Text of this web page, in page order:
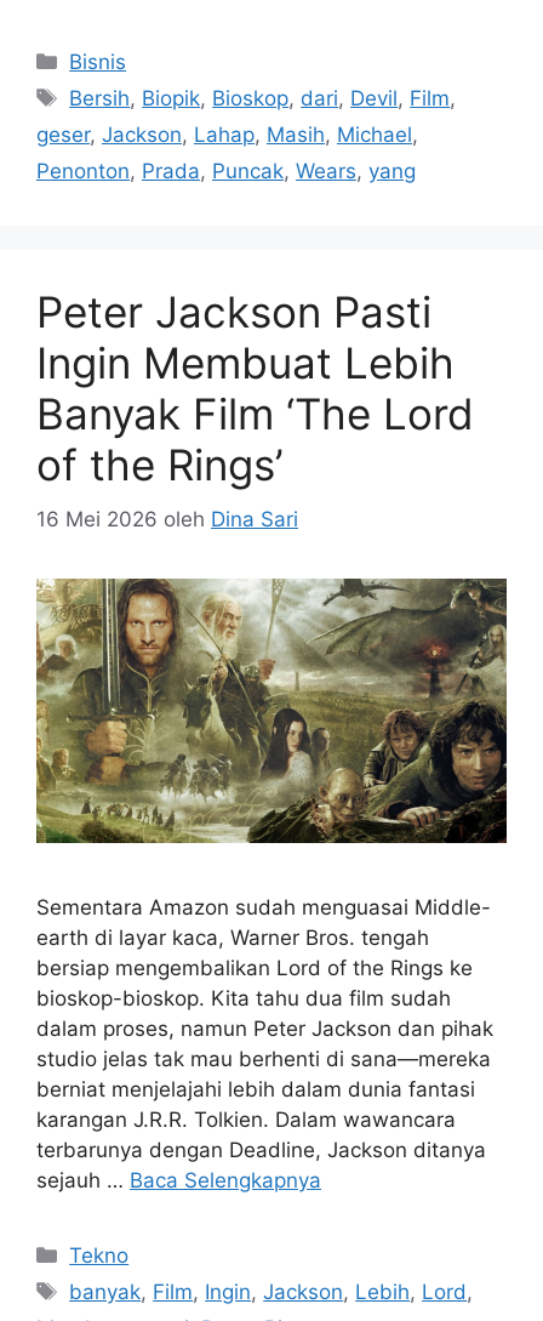
Kategori
Bisnis
Tag
Bersih, Biopik, Bioskop, dari, Devil, Film,
geser, Jackson, Lahap, Masih, Michael,
Penonton, Prada, Puncak, Wears, yang
Peter Jackson Pasti
Ingin Membuat Lebih
Banyak Film ‘The Lord
of the Rings’
16 Mei 2026 oleh Dina Sari
Sementara Amazon sudah menguasai Middle-
earth di layar kaca, Warner Bros. tengah
bersiap mengembalikan Lord of the Rings ke
bioskop-bioskop. Kita tahu dua film sudah
dalam proses, namun Peter Jackson dan pihak
studio jelas tak mau berhenti di sana—mereka
berniat menjelajahi lebih dalam dunia fantasi
karangan J.R.R. Tolkien. Dalam wawancara
terbarunya dengan Deadline, Jackson ditanya
sejauh … Baca Selengkapnya
Kategori
Tekno
Tag
banyak, Film, Ingin,Jackson, Lebih, Lord ,